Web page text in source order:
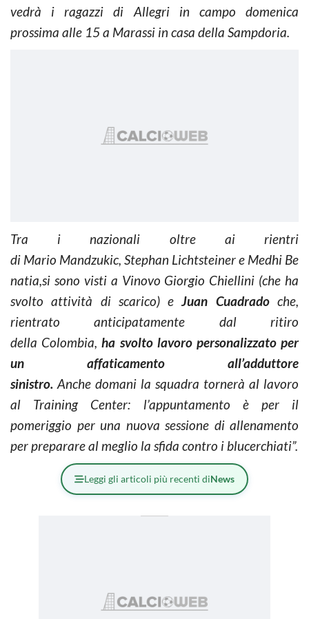
vedrà i ragazzi di Allegri in campo domenica
prossima alle 15 a Marassi in casa della Sampdoria.
Tra i nazionali oltre ai rientri
di Mario Mandzukic, Stephan Lichtsteiner e Medhi Be
natia,si sono visti a Vinovo Giorgio Chiellini (che ha
svolto attività di scarico) eJuan Cuadradoche,
rientrato anticipatamente dal ritiro
della Colombia,ha svolto lavoro personalizzato per
un affaticamento all’adduttore
sinistro. Anche domani la squadra tornerà al lavoro
al Training Center: l’appuntamento è per il
pomeriggio per una nuova sessione di allenamento
per preparare al meglio la sfida contro i blucerchiati”.
Leggi gli articoli più recenti diNews